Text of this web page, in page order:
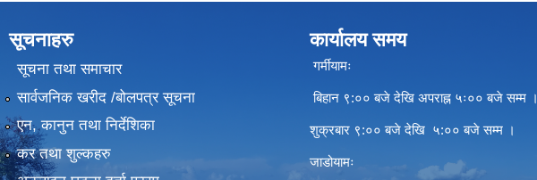
सूचनाहरु
सूचना तथा समाचार
सार्वजनिक खरीद /बोलपत्र सूचना
एन, कानुन तथा निर्देशिका
कर तथा शुल्कहरु
कार्यालय समय
गर्मीयामः
बिहान ९:०० बजे देखि अपराह्न ५ः०० बजे सम्म ।
शुक्रबार ९:०० बजे देखि ५:०० बजे सम्म ।
जाडोयामः